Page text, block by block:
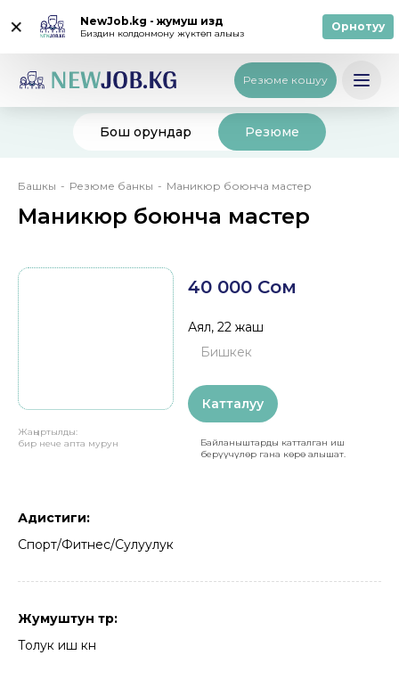
NewJob.kg - жумуш издөө
Биздин колдонмону жүктөп алыңыз Орнотуу
Резюме кошуу
Кирүү Катталуу Русский
Бош орундар Резюме
Breadcrumb
Башкы Резюме банкы Маникюр боюнча мастер
Маникюр боюнча мастер
Жаңыртылды:
бир нече апта мурун
40 000 Сом
Аял, 22 жаш
Бишкек
Катталуу
Байланыштарды катталган иш
берүүчүлөр гана көрө алышат.
Адистиги:
Спорт/Фитнес/Сулуулук
Жумуштун түрү:
Толук иш күнү